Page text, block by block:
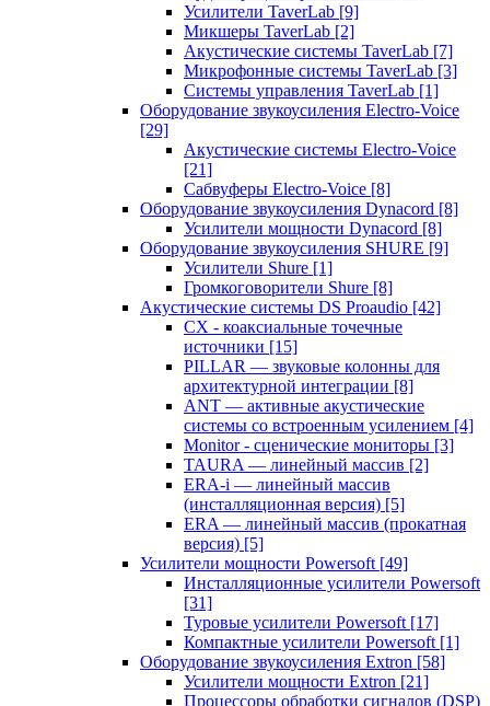
Усилители TaverLab [9]
Микшеры TaverLab [2]
Акустические системы TaverLab [7]
Микрофонные системы TaverLab [3]
Системы управления TaverLab [1]
Оборудование звукоусиления Electro-Voice
[29]
Акустические системы Electro-Voice
[21]
Сабвуферы Electro-Voice [8]
Оборудование звукоусиления Dynacord [8]
Усилители мощности Dynacord [8]
Оборудование звукоусиления SHURE [9]
Усилители Shure [1]
Громкоговорители Shure [8]
Акустические системы DS Proaudio [42]
CX - коаксиальные точечные
источники [15]
PILLAR — звуковые колонны для
архитектурной интеграции [8]
ANT — активные акустические
системы со встроенным усилением [4]
Monitor - сценические мониторы [3]
TAURA — линейный массив [2]
ERA-i — линейный массив
(инсталляционная версия) [5]
ERA — линейный массив (прокатная
версия) [5]
Усилители мощности Powersoft [49]
Инсталляционные усилители Powersoft
[31]
Туровые усилители Powersoft [17]
Компактные усилители Powersoft [1]
Оборудование звукоусиления Extron [58]
Усилители мощности Extron [21]
Процессоры обработки сигналов (DSP)